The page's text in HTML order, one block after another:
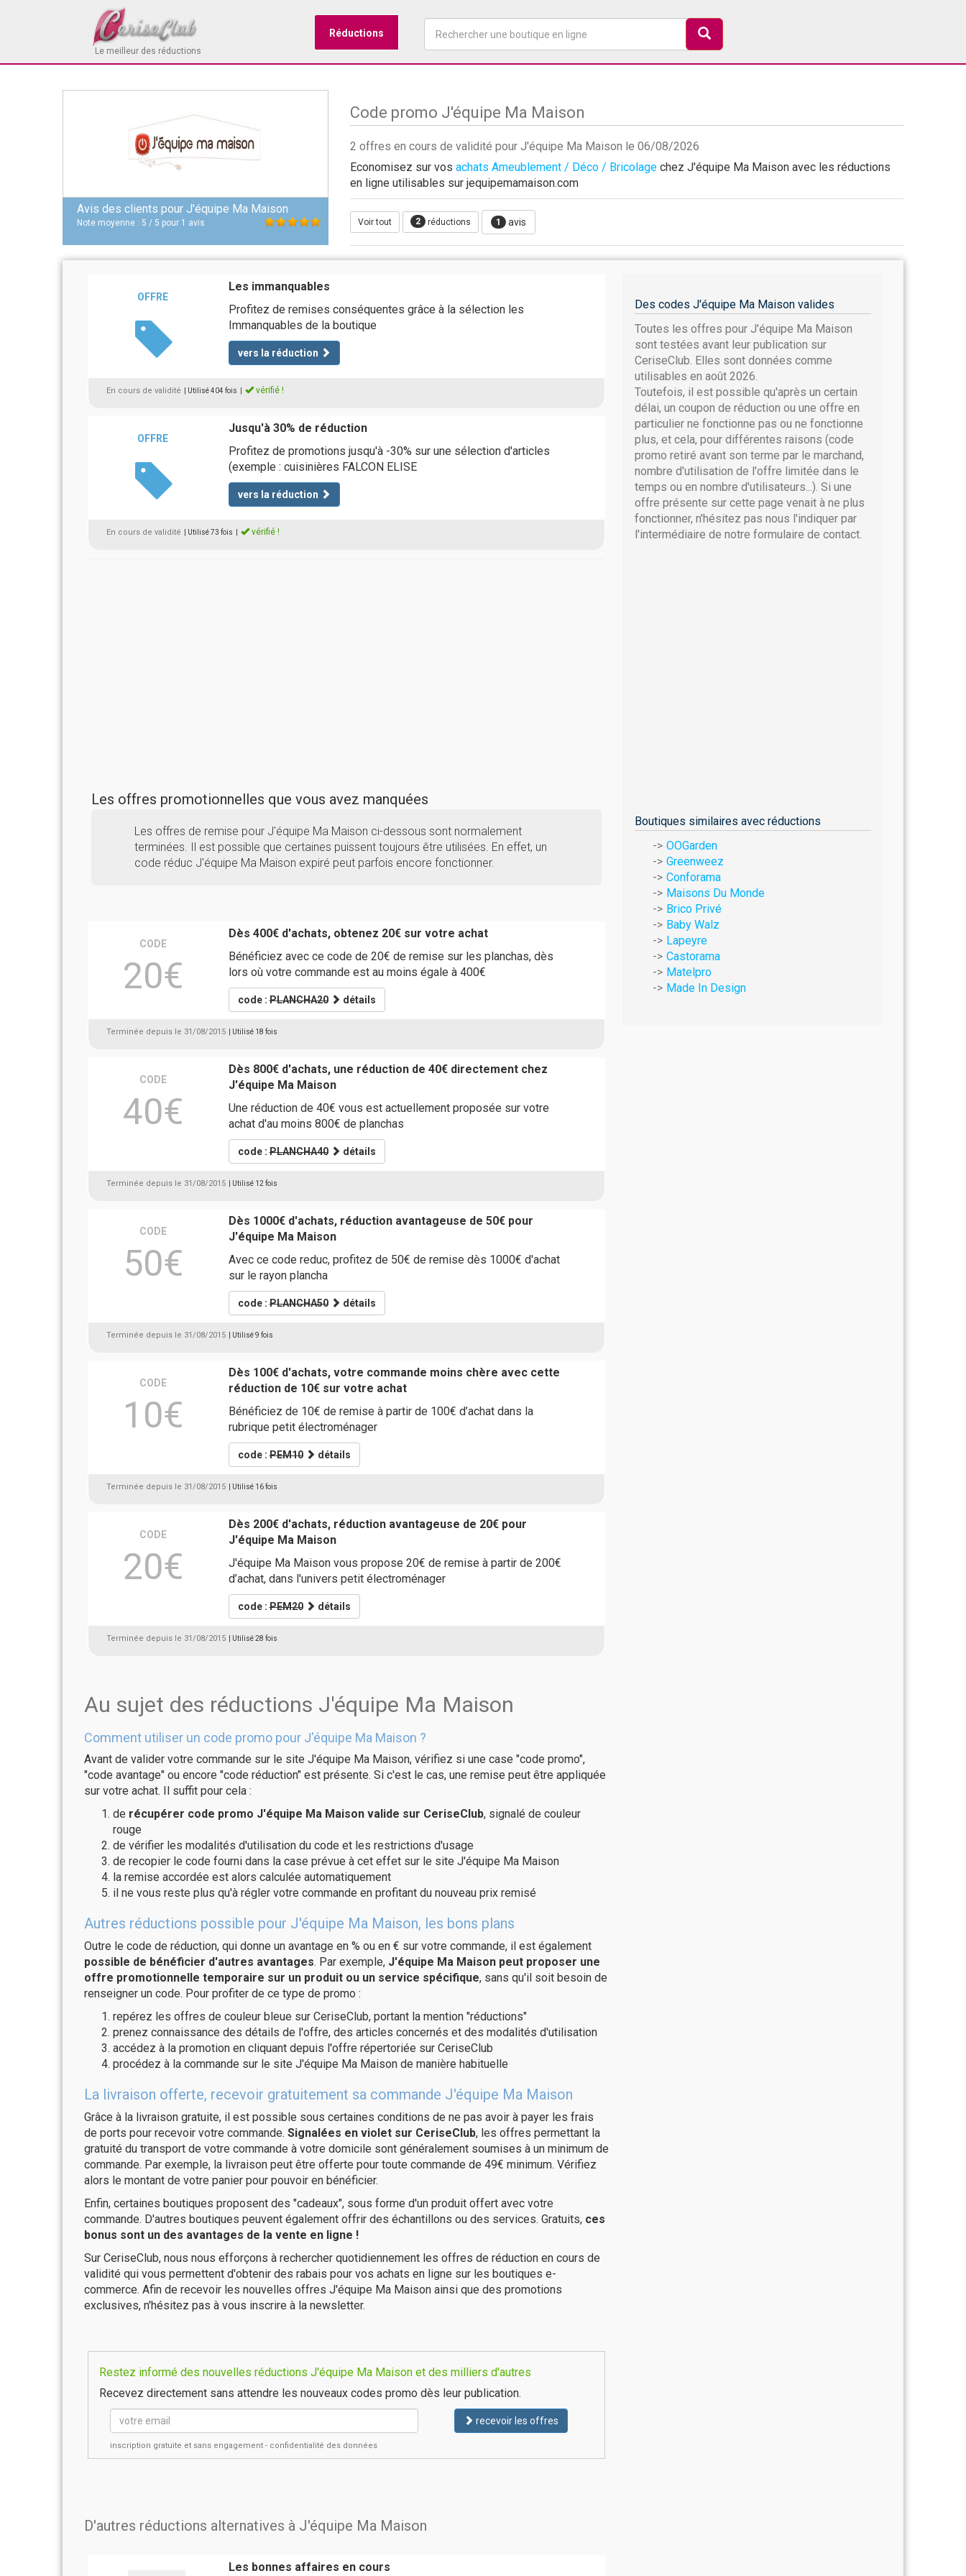
Le meilleur des réductions
Réductions
Avis des clients pour J'équipe Ma Maison
Note moyenne : 5 / 5 pour 1 avis
Code promo J'équipe Ma Maison
2 offres en cours de validité pour J'équipe Ma Maison le 06/08/2026
Economisez sur vos achats Ameublement / Déco / Bricolage chez J'équipe Ma Maison avec les réductions
en ligne utilisables sur jequipemamaison.com
Voir tout 2 réductions 1 avis
OFFRE
Les immanquables
Profitez de remises conséquentes grâce à la sélection les
Immanquables de la boutique
vers la réduction
En cours de validité | Utilisé 404 fois vérifié !
OFFRE
Jusqu'à 30% de réduction
Profitez de promotions jusqu'à -30% sur une sélection d'articles
(exemple : cuisinières FALCON ELISE
vers la réduction
En cours de validité | Utilisé 73 fois vérifié !
Les offres promotionnelles que vous avez manquées
Les offres de remise pour J'équipe Ma Maison ci-dessous sont normalement
terminées. Il est possible que certaines puissent toujours être utilisées. En effet, un
code réduc J'équipe Ma Maison expiré peut parfois encore fonctionner.
CODE
20€
Dès 400€ d'achats, obtenez 20€ sur votre achat
Bénéficiez avec ce code de 20€ de remise sur les planchas, dès
lors où votre commande est au moins égale à 400€
code :PLANCHA20 détails
Terminée depuis le 31/08/2015 | Utilisé 18 fois
CODE
40€
Dès 800€ d'achats, une réduction de 40€ directement chez
J'équipe Ma Maison
Une réduction de 40€ vous est actuellement proposée sur votre
achat d'au moins 800€ de planchas
code :PLANCHA40 détails
Terminée depuis le 31/08/2015 | Utilisé 12 fois
CODE
50€
Dès 1000€ d'achats, réduction avantageuse de 50€ pour
J'équipe Ma Maison
Avec ce code reduc, profitez de 50€ de remise dès 1000€ d'achat
sur le rayon plancha
code :PLANCHA50 détails
Terminée depuis le 31/08/2015 | Utilisé 9 fois
CODE
10€
Dès 100€ d'achats, votre commande moins chère avec cette
réduction de 10€ sur votre achat
Bénéficiez de 10€ de remise à partir de 100€ d’achat dans la
rubrique petit électroménager
code :PEM10 détails
Terminée depuis le 31/08/2015 | Utilisé 16 fois
CODE
20€
Dès 200€ d'achats, réduction avantageuse de 20€ pour
J'équipe Ma Maison
J'équipe Ma Maison vous propose 20€ de remise à partir de 200€
d’achat, dans l'univers petit électroménager
code :PEM20 détails
Terminée depuis le 31/08/2015 | Utilisé 28 fois
Au sujet des réductions J'équipe Ma Maison
Comment utiliser un code promo pour J'équipe Ma Maison ?
Avant de valider votre commande sur le site J'équipe Ma Maison, vérifiez si une case "code promo",
"code avantage" ou encore "code réduction" est présente. Si c'est le cas, une remise peut être appliquée
sur votre achat. Il suffit pour cela :
de récupérer code promo J'équipe Ma Maison valide sur CeriseClub, signalé de couleur
rouge
de vérifier les modalités d'utilisation du code et les restrictions d'usage
de recopier le code fourni dans la case prévue à cet effet sur le site J'équipe Ma Maison
la remise accordée est alors calculée automatiquement
il ne vous reste plus qu'à régler votre commande en profitant du nouveau prix remisé
Autres réductions possible pour J'équipe Ma Maison, les bons plans
Outre le code de réduction, qui donne un avantage en % ou en € sur votre commande, il est également
possible de bénéficier d'autres avantages. Par exemple, J'équipe Ma Maison peut proposer une
offre promotionnelle temporaire sur un produit ou un service spécifique, sans qu'il soit besoin de
renseigner un code. Pour profiter de ce type de promo :
repérez les offres de couleur bleue sur CeriseClub, portant la mention "réductions"
prenez connaissance des détails de l'offre, des articles concernés et des modalités d'utilisation
accédez à la promotion en cliquant depuis l'offre répertoriée sur CeriseClub
procédez à la commande sur le site J'équipe Ma Maison de manière habituelle
La livraison offerte, recevoir gratuitement sa commande J'équipe Ma Maison
Grâce à la livraison gratuite, il est possible sous certaines conditions de ne pas avoir à payer les frais
de ports pour recevoir votre commande. Signalées en violet sur CeriseClub, les offres permettant la
gratuité du transport de votre commande à votre domicile sont généralement soumises à un minimum de
commande. Par exemple, la livraison peut être offerte pour toute commande de 49€ minimum. Vérifiez
alors le montant de votre panier pour pouvoir en bénéficier.
Enfin, certaines boutiques proposent des "cadeaux", sous forme d'un produit offert avec votre
commande. D'autres boutiques peuvent également offrir des échantillons ou des services. Gratuits, ces
bonus sont un des avantages de la vente en ligne !
Sur CeriseClub, nous nous efforçons à rechercher quotidiennement les offres de réduction en cours de
validité qui vous permettent d'obtenir des rabais pour vos achats en ligne sur les boutiques e-
commerce. Afin de recevoir les nouvelles offres J'équipe Ma Maison ainsi que des promotions
exclusives, n'hésitez pas à vous inscrire à la newsletter.
Restez informé des nouvelles réductions J'équipe Ma Maison et des milliers d'autres
Recevez directement sans attendre les nouveaux codes promo dès leur publication.
recevoir les offres
inscription gratuite et sans engagement - confidentialité des données
D'autres réductions alternatives à J'équipe Ma Maison
Les bonnes affaires en cours
Des codes J'équipe Ma Maison valides
Toutes les offres pour J'équipe Ma Maison
sont testées avant leur publication sur
CeriseClub. Elles sont données comme
utilisables en août 2026.
Toutefois, il est possible qu'après un certain
délai, un coupon de réduction ou une offre en
particulier ne fonctionne pas ou ne fonctionne
plus, et cela, pour différentes raisons (code
promo retiré avant son terme par le marchand,
nombre d'utilisation de l'offre limitée dans le
temps ou en nombre d'utilisateurs...). Si une
offre présente sur cette page venait à ne plus
fonctionner, n'hésitez pas nous l'indiquer par
l'intermédiaire de notre formulaire de contact.
Boutiques similaires avec réductions
OOGarden
Greenweez
Conforama
Maisons Du Monde
Brico Privé
Baby Walz
Lapeyre
Castorama
Matelpro
Made In Design